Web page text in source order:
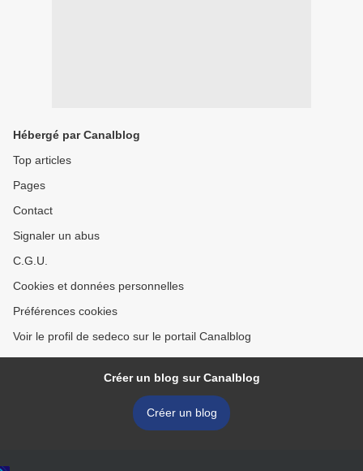
Hébergé par Canalblog
Top articles
Pages
Contact
Signaler un abus
C.G.U.
Cookies et données personnelles
Préférences cookies
Voir le profil de sedeco sur le portail Canalblog
Créer un blog sur Canalblog
Créer un blog